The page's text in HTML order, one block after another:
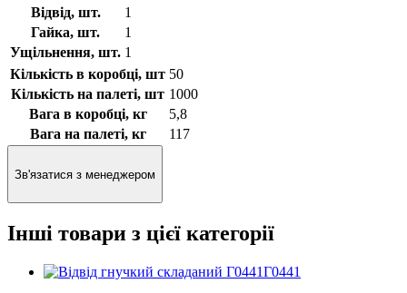
Відвід, шт.
1
Гайка, шт.
1
Ущільнення, шт. 1
Кількість в коробці, шт 50
Кількість на палеті, шт 1000
Вага в коробці, кг
5,8
Вага на палеті, кг
117
Зв'язатися з менеджером
Інші товари з цієї категорії
Г0441